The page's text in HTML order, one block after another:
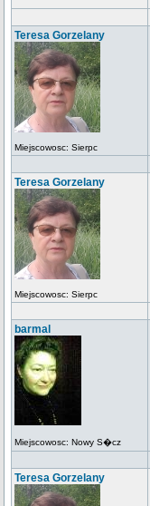
Teresa Gorzelany
Miejscowosc: Sierpc
Teresa Gorzelany
Miejscowosc: Sierpc
barmal
Miejscowosc: Nowy S�cz
Teresa Gorzelany